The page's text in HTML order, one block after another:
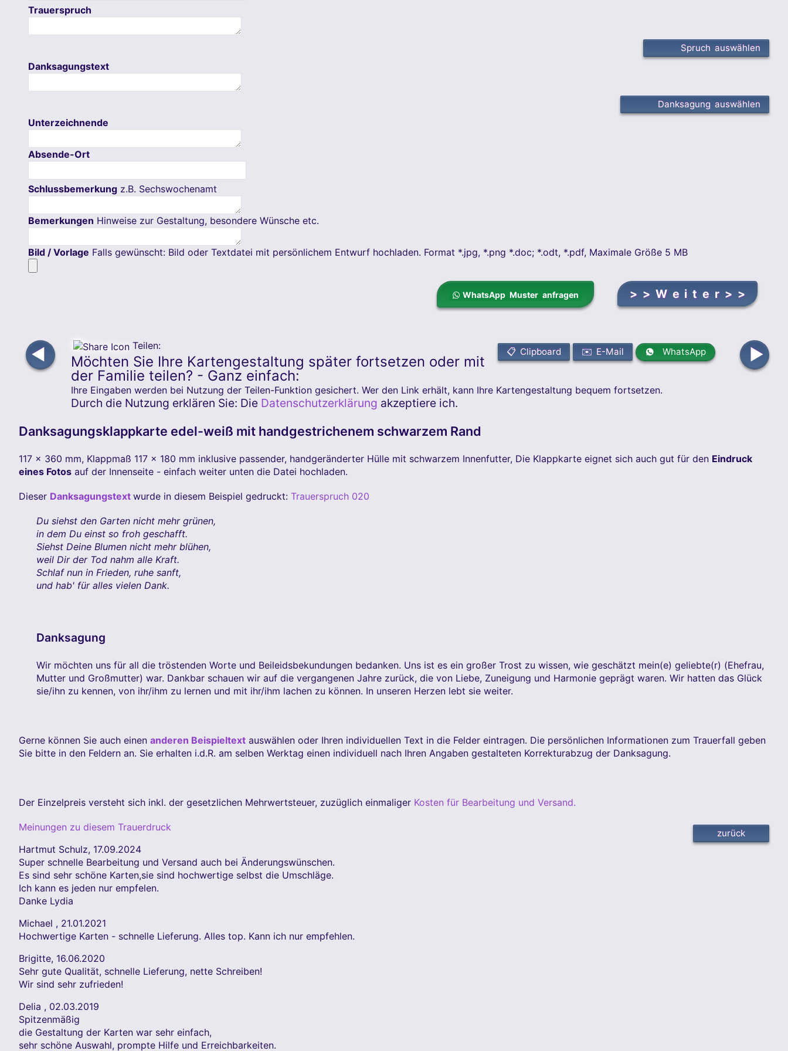
Trauerspruch
Spruch auswählen
Danksagungstext
Danksagung auswählen
Unterzeichnende
Absende-Ort
Schlussbemerkung z.B. Sechswochenamt
Bemerkungen Hinweise zur Gestaltung, besondere Wünsche etc.
Bild / Vorlage Falls gewünscht: Bild oder Textdatei mit persönlichem Entwurf hochladen. Format *.jpg, *.png *.doc; *.odt, *.pdf, Maximale Größe 5 MB
WhatsApp Muster anfragen
◀ Teilen:
WhatsApp
✉️ E-Mail
📋 Clipboard
Möchten Sie Ihre Kartengestaltung später fortsetzen oder mit
der Familie teilen? - Ganz einfach:
Ihre Eingaben werden bei Nutzung der Teilen-Funktion gesichert. Wer den Link erhält, kann Ihre Kartengestaltung bequem fortsetzen.
Durch die Nutzung erklären Sie: Die Datenschutzerklärung akzeptiere ich.
▶
Danksagungsklappkarte edel-weiß mit handgestrichenem schwarzem Rand
117 x 360 mm, Klappmaß 117 x 180 mm inklusive passender, handgeränderter Hülle mit schwarzem Innenfutter, Die Klappkarte eignet sich auch gut für den Eindruck
eines Fotos auf der Innenseite - einfach weiter unten die Datei hochladen.
Dieser Danksagungstext wurde in diesem Beispiel gedruckt: Trauerspruch 020
Du siehst den Garten nicht mehr grünen,
in dem Du einst so froh geschafft.
Siehst Deine Blumen nicht mehr blühen,
weil Dir der Tod nahm alle Kraft.
Schlaf nun in Frieden, ruhe sanft,
und hab' für alles vielen Dank.
Danksagung
Wir möchten uns für all die tröstenden Worte und Beileidsbekundungen bedanken. Uns ist es ein großer Trost zu wissen, wie geschätzt mein(e) geliebte(r) (Ehefrau,
Mutter und Großmutter) war. Dankbar schauen wir auf die vergangenen Jahre zurück, die von Liebe, Zuneigung und Harmonie geprägt waren. Wir hatten das Glück
sie/ihn zu kennen, von ihr/ihm zu lernen und mit ihr/ihm lachen zu können. In unseren Herzen lebt sie weiter.
Gerne können Sie auch einen anderen Beispieltext auswählen oder Ihren individuellen Text in die Felder eintragen. Die persönlichen Informationen zum Trauerfall geben
Sie bitte in den Feldern an. Sie erhalten i.d.R. am selben Werktag einen individuell nach Ihren Angaben gestalteten Korrekturabzug der Danksagung.
Der Einzelpreis versteht sich inkl. der gesetzlichen Mehrwertsteuer, zuzüglich einmaliger Kosten für Bearbeitung und Versand.
Meinungen zu diesem Trauerdruck
Hartmut Schulz, 17.09.2024
Super schnelle Bearbeitung und Versand auch bei Änderungswünschen.
Es sind sehr schöne Karten,sie sind hochwertige selbst die Umschläge.
Ich kann es jeden nur empfelen.
Danke Lydia
Michael , 21.01.2021
Hochwertige Karten - schnelle Lieferung. Alles top. Kann ich nur empfehlen.
Brigitte, 16.06.2020
Sehr gute Qualität, schnelle Lieferung, nette Schreiben!
Wir sind sehr zufrieden!
Delia , 02.03.2019
Spitzenmäßig
die Gestaltung der Karten war sehr einfach,
sehr schöne Auswahl, prompte Hilfe und Erreichbarkeiten.